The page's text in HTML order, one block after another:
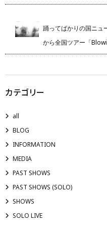
踊ってばかりの国ニュ
から全国ツアー「
カテゴリー
all
BLOG
INFORMATION
MEDIA
PAST SHOWS
PAST SHOWS (SOLO)
SHOWS
SOLO LIVE